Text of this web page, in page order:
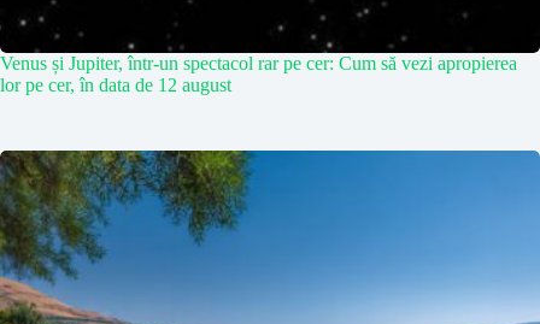
Venus și Jupiter, într-un spectacol rar pe cer: Cum să vezi apropierea
lor pe cer, în data de 12 august